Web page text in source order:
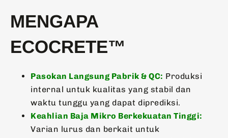
MENGAPA
ECOCRETE™
Pasokan Langsung Pabrik & QC: Produksi
internal untuk kualitas yang stabil dan
waktu tunggu yang dapat diprediksi.
Keahlian Baja Mikro Berkekuatan Tinggi:
Varian lurus dan berkait untuk